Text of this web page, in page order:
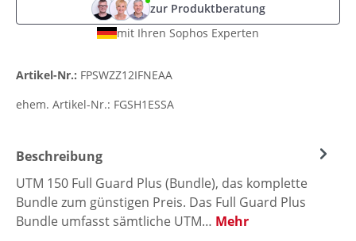
zur Produktberatung
mit Ihren Sophos Experten
Artikel-Nr.: FPSWZZ12IFNEAA
ehem. Artikel-Nr.: FGSH1ESSA
Beschreibung
UTM 150 Full Guard Plus (Bundle), das komplette
Bundle zum günstigen Preis. Das Full Guard Plus
Bundle umfasst sämtliche UTM… Mehr